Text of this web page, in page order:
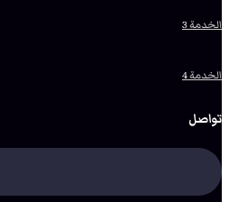
الخدمة 3
الخدمة 4
تواصل